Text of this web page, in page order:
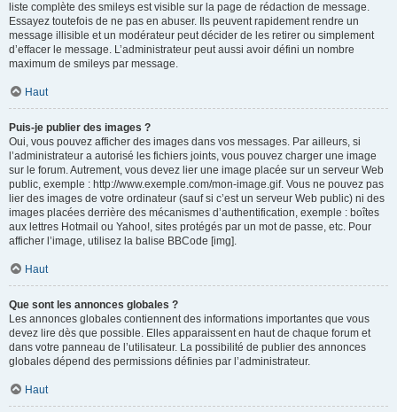
liste complète des smileys est visible sur la page de rédaction de message.
Essayez toutefois de ne pas en abuser. Ils peuvent rapidement rendre un
message illisible et un modérateur peut décider de les retirer ou simplement
d’effacer le message. L’administrateur peut aussi avoir défini un nombre
maximum de smileys par message.
Haut
Puis-je publier des images ?
Oui, vous pouvez afficher des images dans vos messages. Par ailleurs, si
l’administrateur a autorisé les fichiers joints, vous pouvez charger une image
sur le forum. Autrement, vous devez lier une image placée sur un serveur Web
public, exemple : http://www.exemple.com/mon-image.gif. Vous ne pouvez pas
lier des images de votre ordinateur (sauf si c’est un serveur Web public) ni des
images placées derrière des mécanismes d’authentification, exemple : boîtes
aux lettres Hotmail ou Yahoo!, sites protégés par un mot de passe, etc. Pour
afficher l’image, utilisez la balise BBCode [img].
Haut
Que sont les annonces globales ?
Les annonces globales contiennent des informations importantes que vous
devez lire dès que possible. Elles apparaissent en haut de chaque forum et
dans votre panneau de l’utilisateur. La possibilité de publier des annonces
globales dépend des permissions définies par l’administrateur.
Haut